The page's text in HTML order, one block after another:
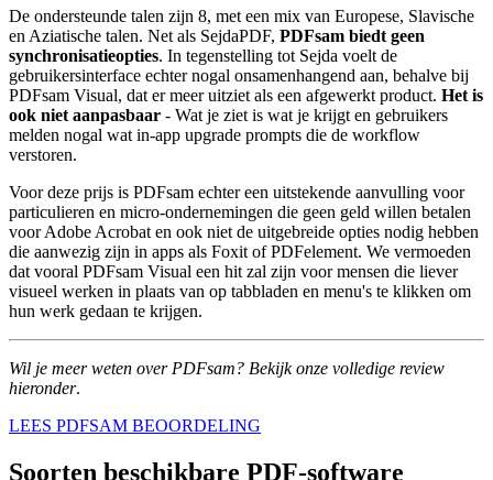
De ondersteunde talen zijn 8, met een mix van Europese, Slavische
en Aziatische talen. Net als SejdaPDF, PDFsam biedt geen
synchronisatieopties. In tegenstelling tot Sejda voelt de
gebruikersinterface echter nogal onsamenhangend aan, behalve bij
PDFsam Visual, dat er meer uitziet als een afgewerkt product. Het is
ook niet aanpasbaar - Wat je ziet is wat je krijgt en gebruikers
melden nogal wat in-app upgrade prompts die de workflow
verstoren.
Voor deze prijs is PDFsam echter een uitstekende aanvulling voor
particulieren en micro-ondernemingen die geen geld willen betalen
voor Adobe Acrobat en ook niet de uitgebreide opties nodig hebben
die aanwezig zijn in apps als Foxit of PDFelement. We vermoeden
dat vooral PDFsam Visual een hit zal zijn voor mensen die liever
visueel werken in plaats van op tabbladen en menu's te klikken om
hun werk gedaan te krijgen.
Wil je meer weten over PDFsam? Bekijk onze volledige review
hieronder.
LEES PDFSAM BEOORDELING
Soorten beschikbare PDF-software